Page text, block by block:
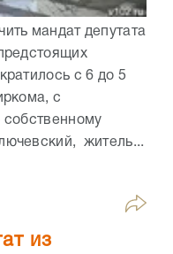
мандат депутата
с 6 до 5
с
собственному
житель...
из